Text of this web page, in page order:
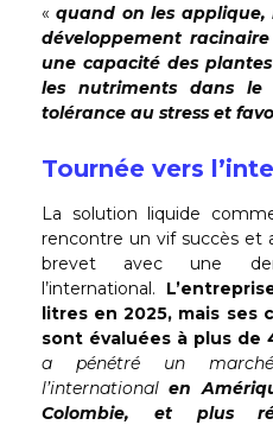
«quand on les applique,
développement
une capacité des
les nutriments dans
tolérance au stress et
Tournée vers
La solution liquide
rencontre un vif succès et
brevet avec une
l’international.
litres en 2025, mais ses
sont évaluées à plus de
a pénétré un
l’international en
Colombie, et plus